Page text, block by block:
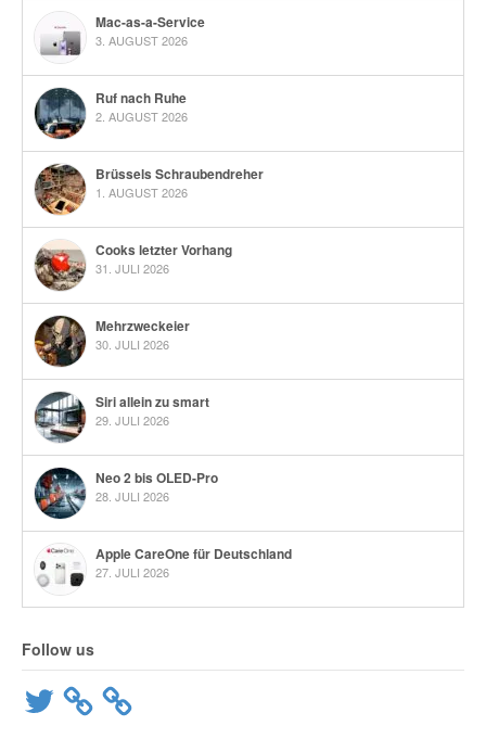
Mac-as-a-Service
3. AUGUST 2026
Ruf nach Ruhe
2. AUGUST 2026
Brüssels Schraubendreher
1. AUGUST 2026
Cooks letzter Vorhang
31. JULI 2026
Mehrzweckeier
30. JULI 2026
Siri allein zu smart
29. JULI 2026
Neo 2 bis OLED-Pro
28. JULI 2026
Apple CareOne für Deutschland
27. JULI 2026
Follow us
Twitter